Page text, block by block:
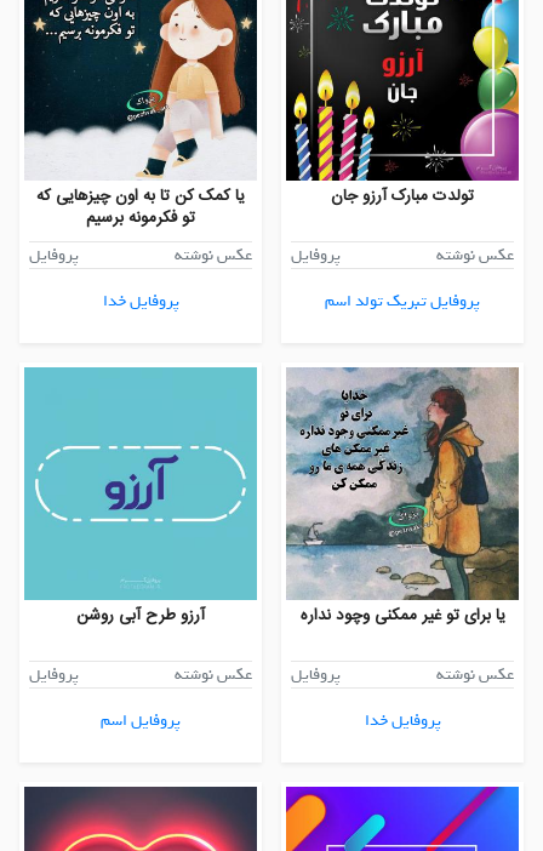
تولدت مبارک آرزو جان
عکس نوشته
پروفایل
پروفایل تبریک تولد اسم
یا کمک کن تا به اون چیزهایی که
تو فکرمونه برسیم
عکس نوشته
پروفایل
پروفایل خدا
یا برای تو غیر ممکنی وچود نداره
عکس نوشته
پروفایل
پروفایل خدا
آرزو طرح آبی روشن
عکس نوشته
پروفایل
پروفایل اسم